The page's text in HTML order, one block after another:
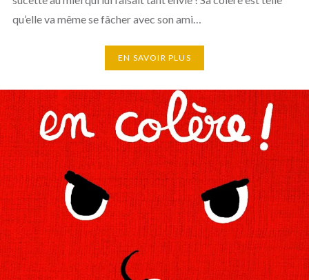
qu’elle va même se fâcher avec son ami…
EN SAVOIR PLUS